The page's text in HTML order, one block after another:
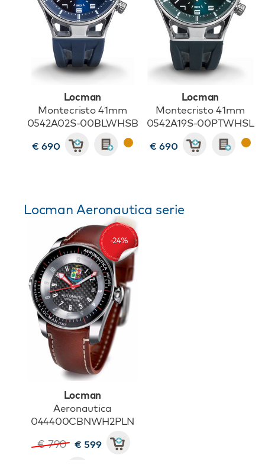
Locman
Montecristo 41mm
0542A02S-00BLWHSB
€ 690
Locman
Montecristo 41mm
0542A19S-00PTWHSL
€ 690
Locman Aeronautica serie
Locman
Aeronautica
044400CBNWH2PLN
€ 790 € 599